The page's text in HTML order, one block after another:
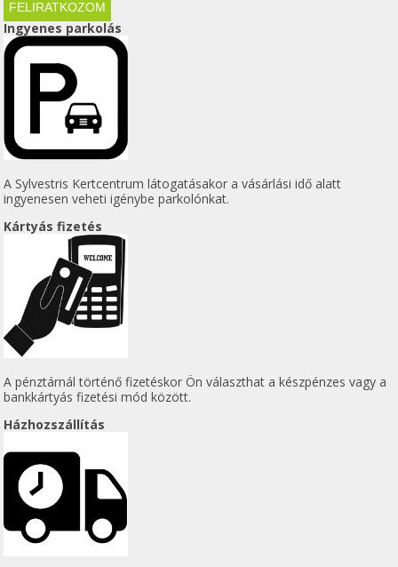
Ingyenes parkolás
A Sylvestris Kertcentrum látogatásakor a vásárlási idő alatt
ingyenesen veheti igénybe parkolónkat.
Kártyás fizetés
A pénztárnál történő fizetéskor Ön választhat a készpénzes vagy a
bankkártyás fizetési mód között.
Házhozszállítás